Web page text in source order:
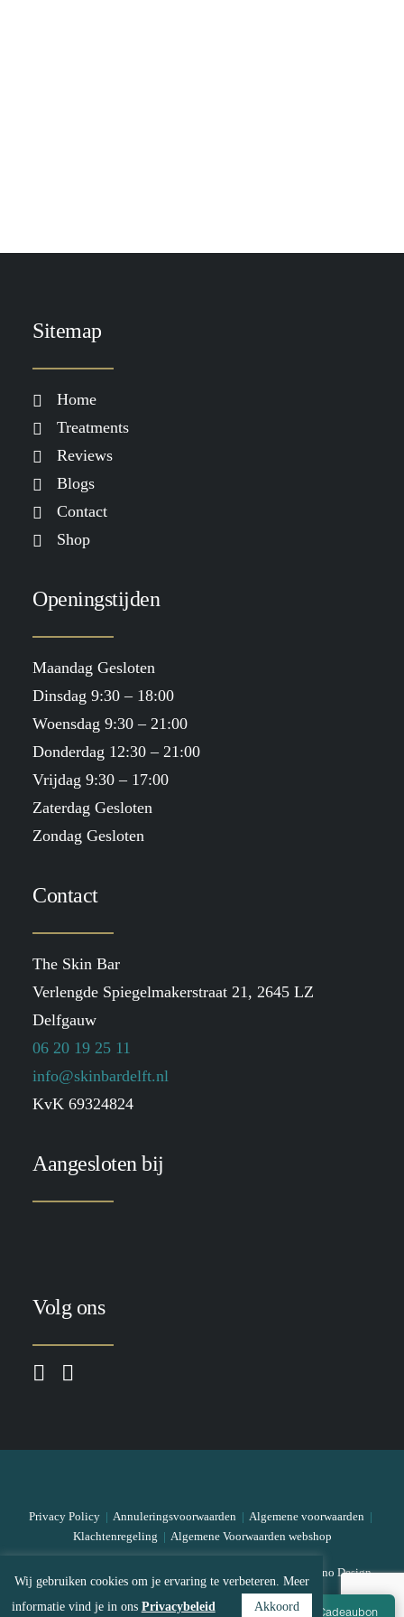
Sitemap
Home
Treatments
Reviews
Blogs
Contact
Shop
Openingstijden
Maandag Gesloten
Dinsdag 9:30 – 18:00
Woensdag 9:30 – 21:00
Donderdag 12:30 – 21:00
Vrijdag 9:30 – 17:00
Zaterdag Gesloten
Zondag Gesloten
Contact
The Skin Bar
Verlengde Spiegelmakerstraat 21, 2645 LZ
Delfgauw
06 20 19 25 11
info@skinbardelft.nl
KvK 69324824
Aangesloten bij
Volg ons
Privacy Policy | Annuleringsvoorwaarden | Algemene voorwaarden |
Klachtenregeling | Algemene Voorwaarden webshop
Designed by Mono Design
Wij gebruiken cookies om je ervaring te verbeteren. Meer
informatie vind je in ons Privacybeleid Akkoord